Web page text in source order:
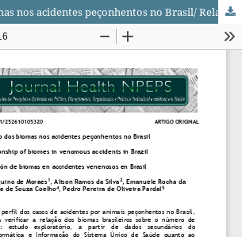
Relação dos biomas nos acidentes peçonhentos no Brasil/ Relationship of biomes in venomous accidents in Brazil/ Relación de biomas en accidentes venenosos en Brasil